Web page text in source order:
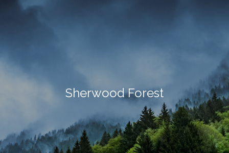
Sherwood Forest